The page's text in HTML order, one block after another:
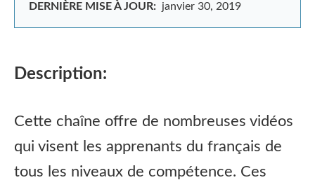
DERNIÈRE MISE À JOUR: janvier 30, 2019
Description:
Cette chaîne offre de nombreuses vidéos
qui visent les apprenants du français de
tous les niveaux de compétence. Ces